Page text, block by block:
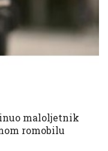
maloljetnik
romobilu